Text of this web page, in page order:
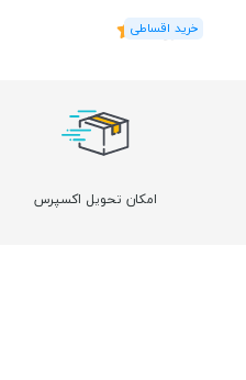
(4 رای)
5
امکان تحویل اکسپرس